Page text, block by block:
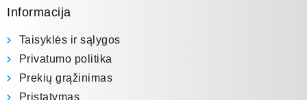
Informacija
Taisyklės ir sąlygos
Privatumo politika
Prekių grąžinimas
Pristatymas